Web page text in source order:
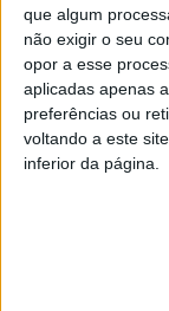
que algum
não exigir o seu
opor a esse
aplicadas apenas
preferências ou
voltando a este
inferior da página.
> Concurso
para o Município
institucional,
inteligência